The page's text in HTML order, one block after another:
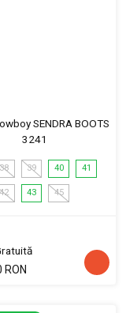
SENDRA BOOTS
3241
38 39 40 41
42 43 45
RON